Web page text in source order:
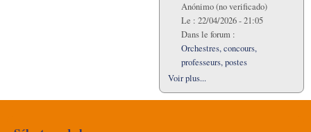
Anónimo (no verificado)
Le : 22/04/2026 - 21:05
Dans le forum :
Orchestres, concours,
professeurs, postes
Voir plus...